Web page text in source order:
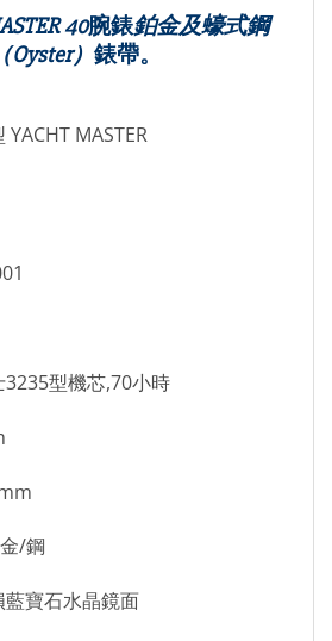
40腕錶鉑金及蠔式鋼
） 錶帶。
MASTER
型機芯,70小時
/鋼
寶石水晶鏡面